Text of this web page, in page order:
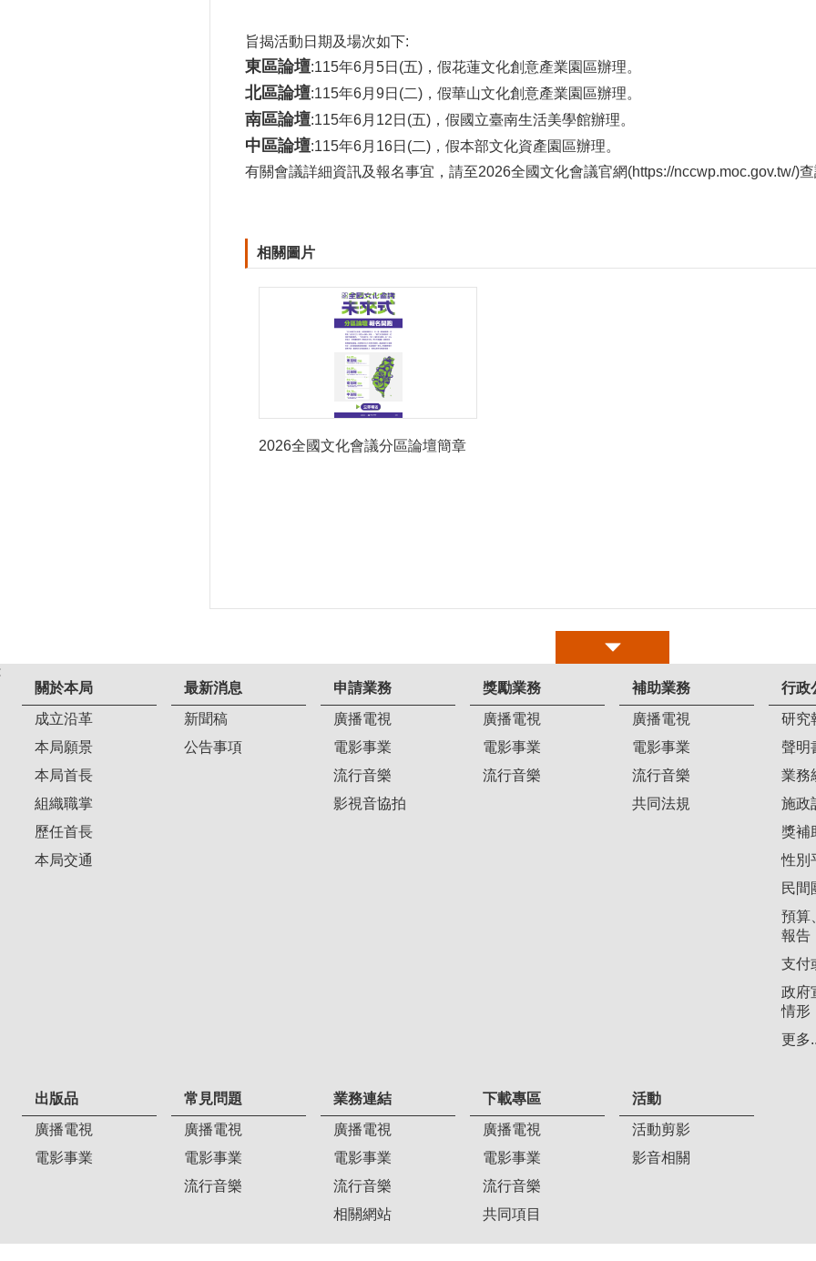
旨揭活動日期及場次如下:
東區論壇:115年6月5日(五)，假花蓮文化創意產業園區辦理。
北區論壇:115年6月9日(二)，假華山文化創意產業園區辦理。
南區論壇:115年6月12日(五)，假國立臺南生活美學館辦理。
中區論壇:115年6月16日(二)，假本部文化資產園區辦理。
有關會議詳細資訊及報名事宜，請至2026全國文化會議官網(https://nccwp.moc.gov.tw/)
相關圖片
2026全國文化會議分區論壇簡章
關於本局
成立沿革
本局願景
本局首長
組織職掌
歷任首長
本局交通
最新消息
新聞稿
公告事項
申請業務
廣播電視
電影事業
流行音樂
影視音協拍
獎勵業務
廣播電視
電影事業
流行音樂
補助業務
廣播電視
電影事業
流行音樂
共同法規
行政
研究
聲明
業務
施政
獎補
性別
民間
預算
報告
支付
政府
情形
更多
出版品
廣播電視
電影事業
常見問題
廣播電視
電影事業
流行音樂
業務連結
廣播電視
電影事業
流行音樂
相關網站
下載專區
廣播電視
電影事業
流行音樂
共同項目
活動
活動剪影
影音相關